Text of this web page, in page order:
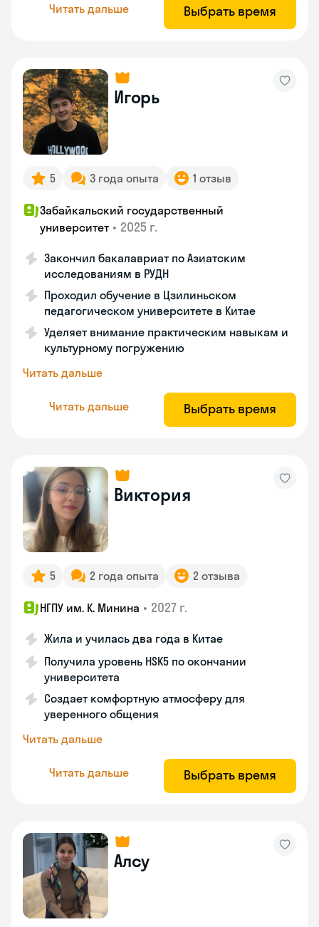
Читать дальше Выбрать время
Игорь
5 3 года опыта 1 отзыв
Забайкальский государственный
университет • 2025 г.
Закончил бакалавриат по Азиатским
исследованиям в РУДН
Проходил обучение в Цзилиньском
педагогическом университете в Китае
Уделяет внимание практическим навыкам и
культурному погружению
Читать дальше
Читать дальше Выбрать время
Виктория
5 2 года опыта 2 отзыва
НГПУ им. К. Минина • 2027 г.
Жила и училась два года в Китае
Получила уровень HSK5 по окончании
университета
Создает комфортную атмосферу для
уверенного общения
Читать дальше
Читать дальше Выбрать время
Алсу